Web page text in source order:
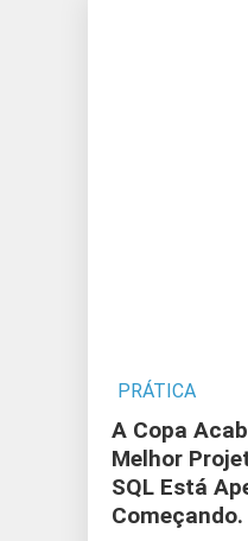
PRÁTICA
A Copa
Melhor
SQL Está
Começando.